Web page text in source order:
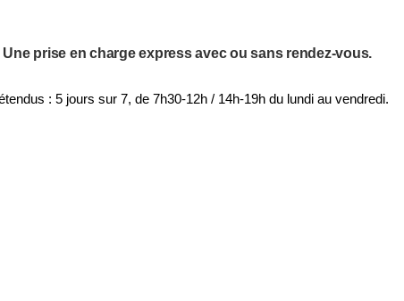
Une prise en charge express avec ou sans rendez-vous.
: 5 jours sur 7, de 7h30-12h / 14h-19h du lundi au vendredi.